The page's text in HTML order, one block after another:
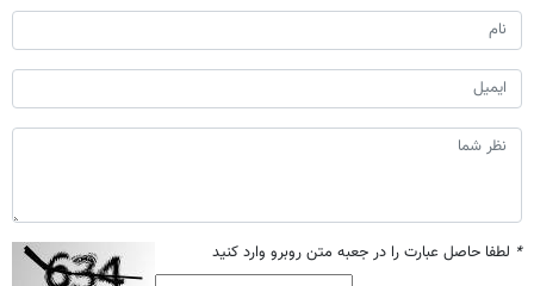
* لطفا حاصل عبارت را در جعبه متن روبرو وارد کنید